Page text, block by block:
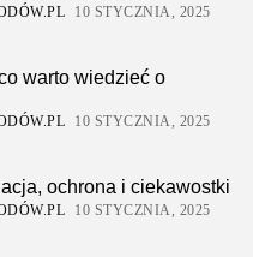
10 STYCZNIA, 2025
warto wiedzieć o
10 STYCZNIA, 2025
ochrona i ciekawostki
10 STYCZNIA, 2025